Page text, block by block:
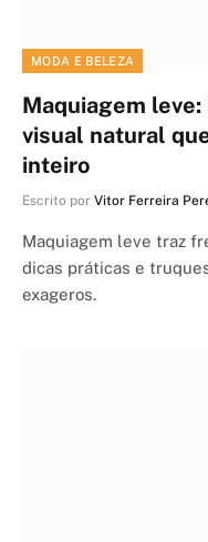
MODA E BELEZA
Maquiagem
visual natural
inteiro
Escrito por Vitor Ferreira
Maquiagem leve traz
dicas práticas e
exageros.